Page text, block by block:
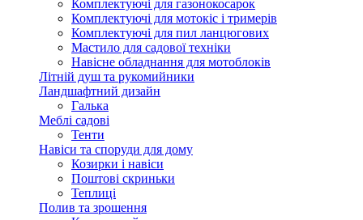
Комплектуючі для газонокосарок
Комплектуючі для мотокіс і тримерів
Комплектуючі для пил ланцюгових
Мастило для садової техніки
Навісне обладнання для мотоблоків
Літній душ та рукомийники
Ландшафтний дизайн
Галька
Меблі садові
Тенти
Навіси та споруди для дому
Козирки і навіси
Поштові скриньки
Теплиці
Полив та зрошення